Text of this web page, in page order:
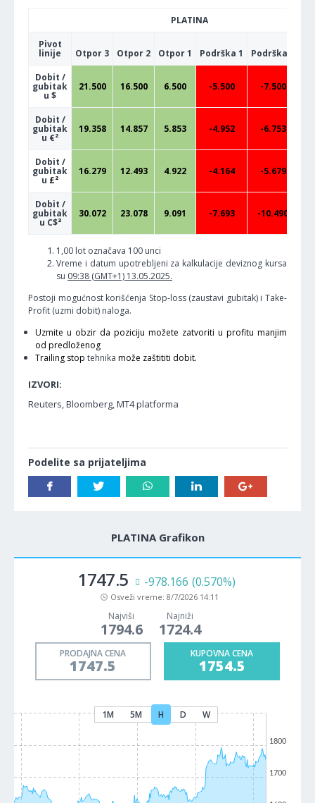
PLATINA
Pivot
linije Otpor 3 Otpor 2 Otpor 1 Podrška 1 Podrška 2
Dobit /
gubitak
u $
21.500 16.500 6.500 -5.500 -7.500
Dobit /
gubitak
u €²
19.358 14.857 5.853 -4.952 -6.753
Dobit /
gubitak
u £²
16.279 12.493 4.922 -4.164 -5.679
Dobit /
gubitak
u C$²
30.072 23.078 9.091 -7.693 -10.490
1,00 lot označava 100 unci
Vreme i datum upotrebljeni za kalkulacije deviznog kursa
su 09:38 (GMT+1) 13.05.2025.
Postoji mogućnost korišćenja Stop-loss (zaustavi gubitak) i Take-
Profit (uzmi dobit) naloga.
Uzmite u obzir da poziciju možete zatvoriti u profitu manjim
od predloženog
Trailing stop tehnika može zaštititi dobit.
IZVORI:
Reuters, Bloomberg, MT4 platforma
Podelite sa prijateljima
PLATINA Grafikon
1747.5 -978.166 (0.570%)
Osveži vreme: 8/7/2026 14:11
Najviši
1794.6
Najniži
1724.4
PRODAJNA CENA
1747.5
KUPOVNA CENA
1754.5
1M 5M H D W
1700
1800